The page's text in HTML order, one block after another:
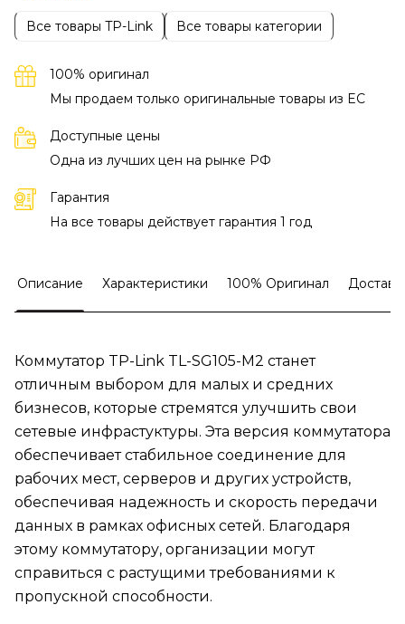
Все товары TP-Link Все товары категории
100% оригинал
Мы продаем только оригинальные товары из EC
Доступные цены
Одна из лучших цен на рынке РФ
Гарантия
На все товары действует гарантия 1 год
Описание Характеристики 100% Оригинал
Коммутатор TP-Link TL-SG105-M2 станет
отличным выбором для малых и средних
бизнесов, которые стремятся улучшить свои
сетевые инфрастуктуры. Эта версия коммутатора
обеспечивает стабильное соединение для
рабочих мест, серверов и других устройств,
обеспечивая надежность и скорость передачи
данных в рамках офисных сетей. Благодаря
этому коммутатору, организации могут
справиться с растущими требованиями к
пропускной способности.